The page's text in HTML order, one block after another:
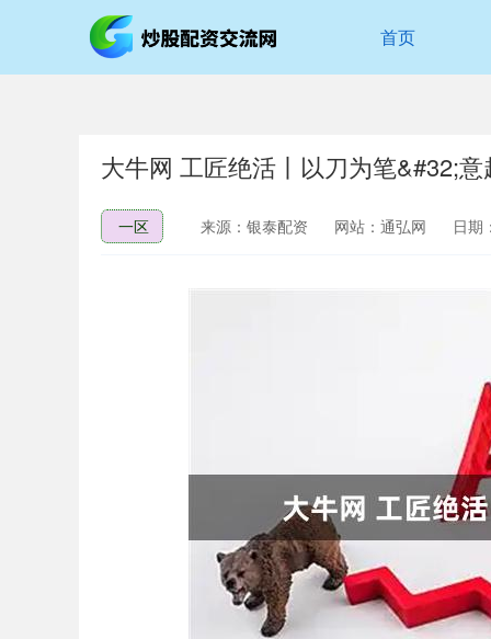
首页
大牛网 工匠绝活丨以刀为笔&#32;
一区 来源：银泰配资 网站：通弘网 日期